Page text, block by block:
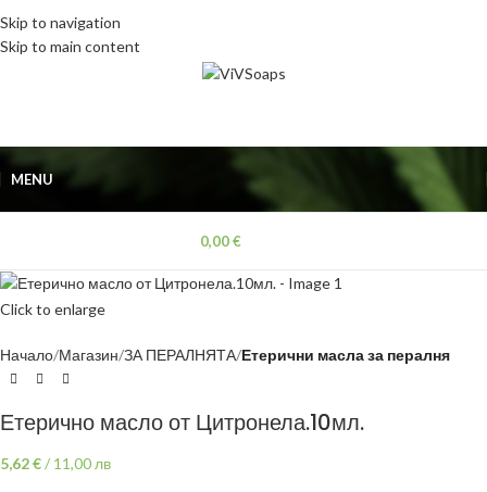
Skip to navigation
Skip to main content
MENU
0,00€
Click to enlarge
Начало Магазин ЗА ПЕРАЛНЯТА Етерични масла за пералня
Етерично масло от Цитронела.10мл.
5,62€/ 11,00 лв